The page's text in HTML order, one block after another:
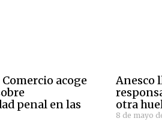
Comercio acoge
penal en las
Anesco
otra
8 de mayo